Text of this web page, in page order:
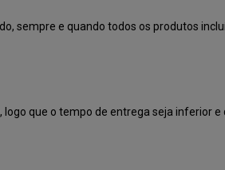
sempre e quando todos os produtos
que o tempo de entrega seja inferior